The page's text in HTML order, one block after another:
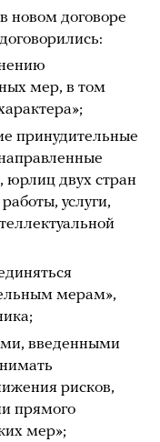
новом договоре
мер, в том
принудительные
двух стран
услуги,
мерам»,
введенными
рисков,
прямого
мер»;